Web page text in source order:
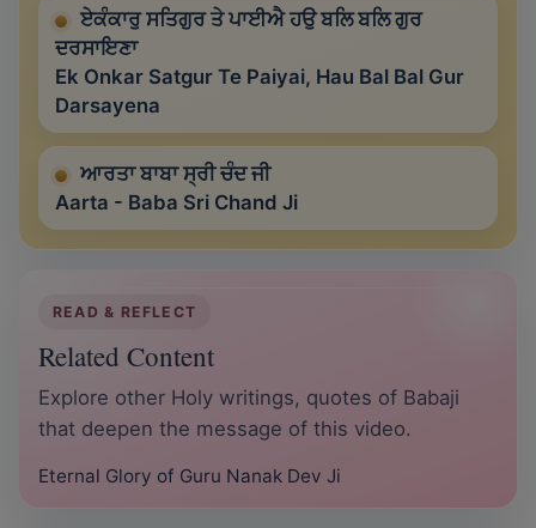
ਏਕੰਕਾਰੁ ਸਤਿਗੁਰ ਤੇ ਪਾਈਐ ਹਉ ਬਲਿ ਬਲਿ ਗੁਰ
ਦਰਸਾਇਣਾ
Ek Onkar Satgur Te Paiyai, Hau Bal Bal Gur
Darsayena
ਆਰਤਾ ਬਾਬਾ ਸ੍ਰੀ ਚੰਦ ਜੀ
Aarta - Baba Sri Chand Ji
READ & REFLECT
Related Content
Explore other Holy writings, quotes of Babaji
that deepen the message of this video.
Eternal Glory of Guru Nanak Dev Ji